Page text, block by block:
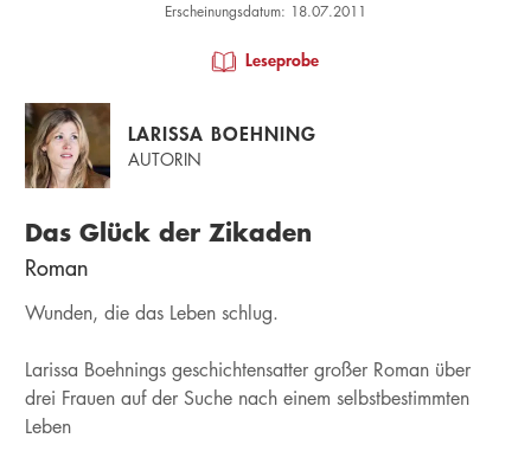
Erscheinungsdatum: 18.07.2011
Leseprobe
LARISSA BOEHNING
AUTORIN
Das Glück der Zikaden
Roman
Wunden, die das Leben schlug.
Larissa Boehnings geschichtensatter großer Roman über
drei Frauen auf der Suche nach einem selbstbestimmten
Leben